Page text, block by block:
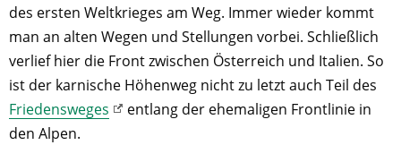
des ersten Weltkrieges am Weg. Immer wieder kommt
man an alten Wegen und Stellungen vorbei. Schließlich
verlief hier die Front zwischen Österreich und Italien. So
ist der karnische Höhenweg nicht zu letzt auch Teil des
Friedensweges
entlang der ehemaligen Frontlinie in
den Alpen.